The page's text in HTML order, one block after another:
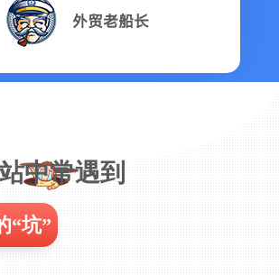
外贸老船长
中常遇到
“坑”